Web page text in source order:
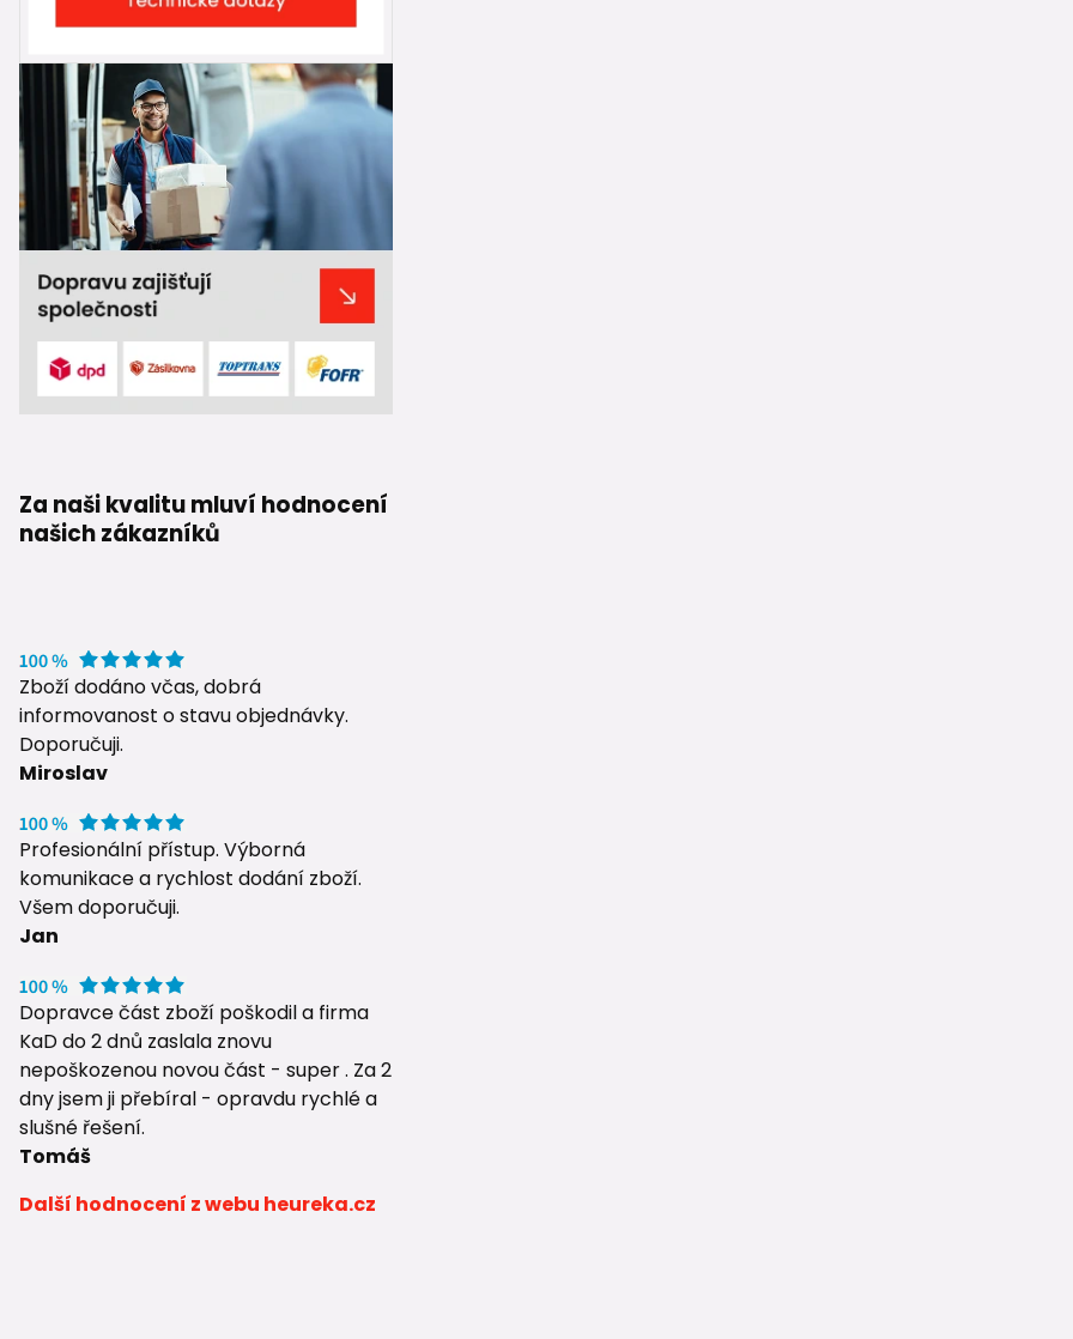
Za naši kvalitu mluví hodnocení
našich zákazníků
Zboží dodáno včas, dobrá
informovanost o stavu objednávky.
Doporučuji.
Miroslav
Profesionální přístup. Výborná
komunikace a rychlost dodání zboží.
Všem doporučuji.
Jan
Dopravce část zboží poškodil a firma
KaD do 2 dnů zaslala znovu
nepoškozenou novou část - super . Za 2
dny jsem ji přebíral - opravdu rychlé a
slušné řešení.
Tomáš
Další hodnocení z webu heureka.cz